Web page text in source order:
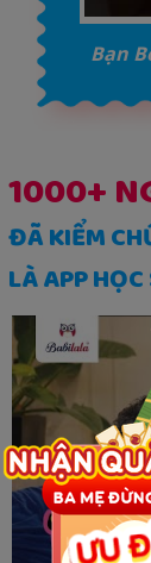
Bạn
1000+
ĐÃ KIỂM
LÀ APP